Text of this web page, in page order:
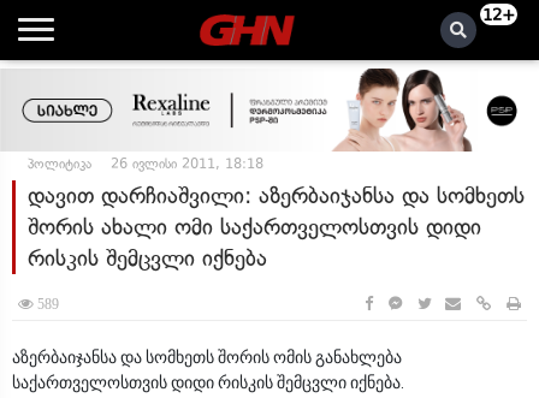
12+
პოლიტიკა 26 ივლისი 2011, 18:18
დავით დარჩიაშვილი: აზერბაიჯანსა და სომხეთს
შორის ახალი ომი საქართველოსთვის დიდი
რისკის შემცვლი იქნება
589
აზერბაიჯანსა და სომხეთს შორის ომის განახლება
საქართველოსთვის დიდი რისკის შემცვლი იქნება.